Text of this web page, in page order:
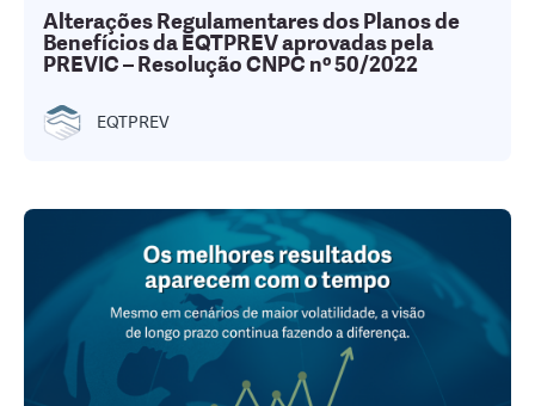
Alterações Regulamentares dos Planos de
Benefícios da EQTPREV aprovadas pela
PREVIC – Resolução CNPC nº 50/2022
EQTPREV